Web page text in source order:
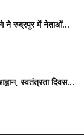
ने रुद्रपुर में नेताओं...
स्वतंत्रता दिवस...